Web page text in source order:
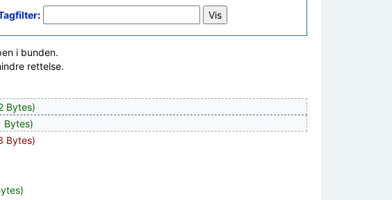
:
i bunden.
rettelse.
Bytes)
Bytes)
Bytes)